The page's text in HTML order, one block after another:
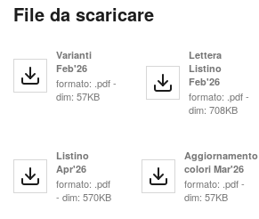
File da scaricare
Varianti
Feb'26
formato: .pdf -
dim: 57KB
Lettera
Listino
Feb'26
formato: .pdf -
dim: 708KB
Listino
Apr'26
formato: .pdf
- dim: 570KB
Aggiornamento
colori Mar'26
formato: .pdf -
dim: 57KB